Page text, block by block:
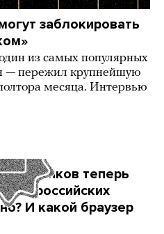
заблокировать
из самых популярных
— пережил крупнейшую
месяца. Интервью
банков теперь
в российских
И какой браузер